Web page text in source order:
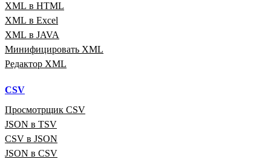
XML в HTML
XML в Excel
XML в JAVA
Минифицировать XML
Редактор XML
CSV
Просмотрщик CSV
JSON в TSV
CSV в JSON
JSON в CSV